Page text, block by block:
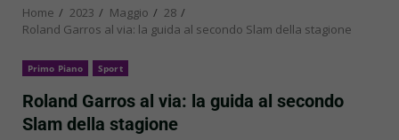
Home 2023 Maggio
28
Roland Garros al via: la guida al secondo Slam della stagione
Primo Piano Sport
Roland Garros al via: la guida al secondo
Slam della stagione